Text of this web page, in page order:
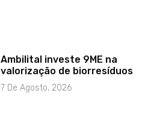
Ambilital investe 9ME na
valorização de biorresíduos
7 De Agosto, 2026